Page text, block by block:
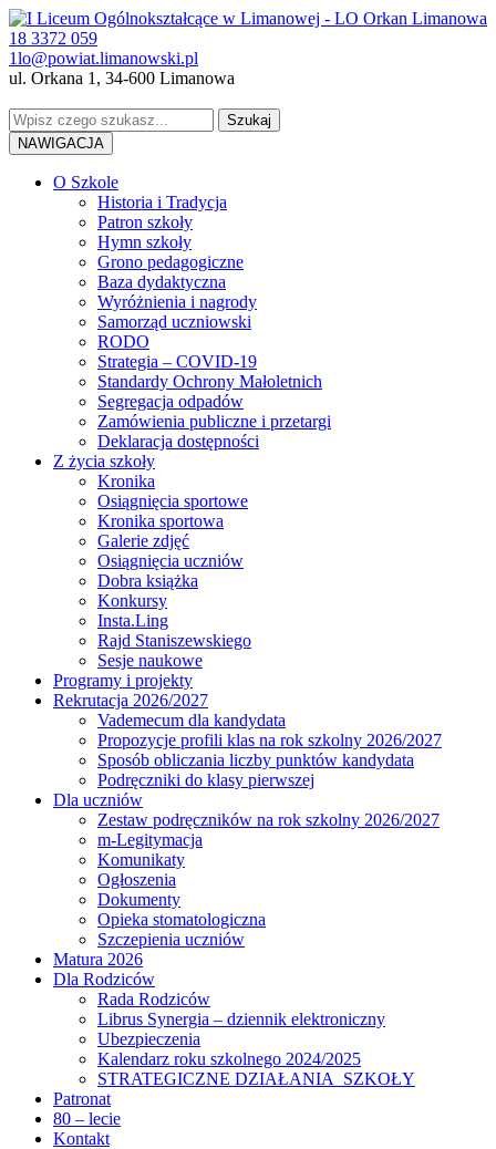
18 3372 059
1lo@powiat.limanowski.pl
ul. Orkana 1, 34-600 Limanowa
NAWIGACJA
O Szkole
Historia i Tradycja
Patron szkoły
Hymn szkoły
Grono pedagogiczne
Baza dydaktyczna
Wyróżnienia i nagrody
Samorząd uczniowski
RODO
Strategia – COVID-19
Standardy Ochrony Małoletnich
Segregacja odpadów
Zamówienia publiczne i przetargi
Deklaracja dostępności
Z życia szkoły
Kronika
Osiągnięcia sportowe
Kronika sportowa
Galerie zdjęć
Osiągnięcia uczniów
Dobra książka
Konkursy
Insta.Ling
Rajd Staniszewskiego
Sesje naukowe
Programy i projekty
Rekrutacja 2026/2027
Vademecum dla kandydata
Propozycje profili klas na rok szkolny 2026/2027
Sposób obliczania liczby punktów kandydata
Podręczniki do klasy pierwszej
Dla uczniów
Zestaw podręczników na rok szkolny 2026/2027
m-Legitymacja
Komunikaty
Ogłoszenia
Dokumenty
Opieka stomatologiczna
Szczepienia uczniów
Matura 2026
Dla Rodziców
Rada Rodziców
Librus Synergia – dziennik elektroniczny
Ubezpieczenia
Kalendarz roku szkolnego 2024/2025
STRATEGICZNE DZIAŁANIA SZKOŁY
Patronat
80 – lecie
Kontakt